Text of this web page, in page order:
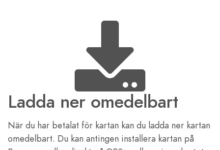
Ladda ner omedelbart
När du har betalat för kartan kan du ladda ner kartan
omedelbart. Du kan antingen installera kartan på